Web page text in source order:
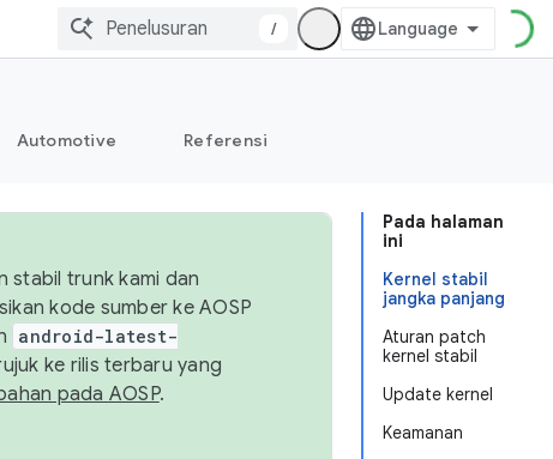
/
Automotive Referensi
Pada halaman
ini
Kernel stabil
jangka panjang
Aturan patch
kernel stabil
Update kernel
Keamanan
stabil trunk kami dan
kode sumber ke AOSP
android-latest-
ke rilis terbaru yang
pada AOSP.